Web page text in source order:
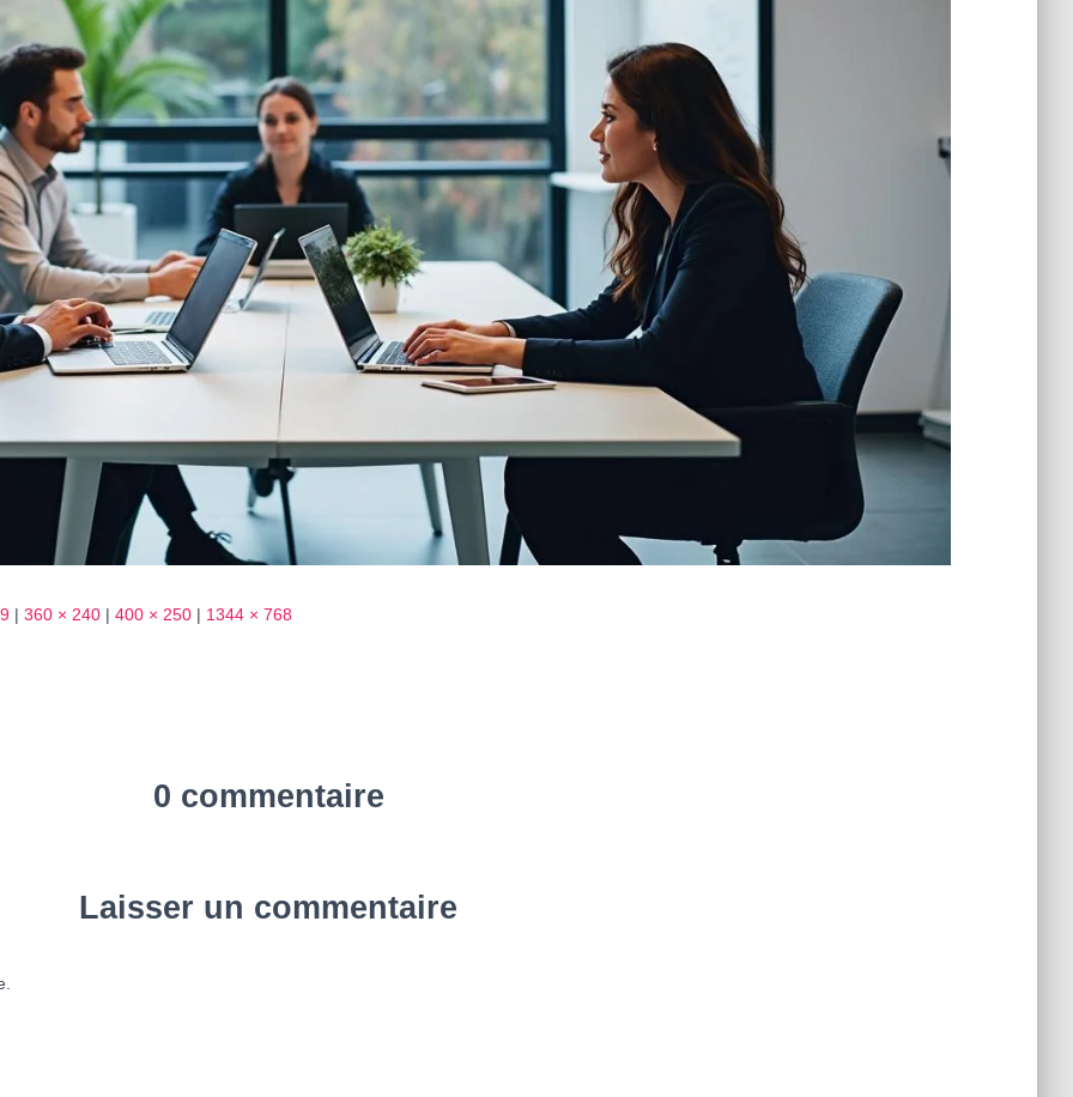
| 360 × 240 | 400 × 250 | 1344 × 768
0 commentaire
Laisser un commentaire